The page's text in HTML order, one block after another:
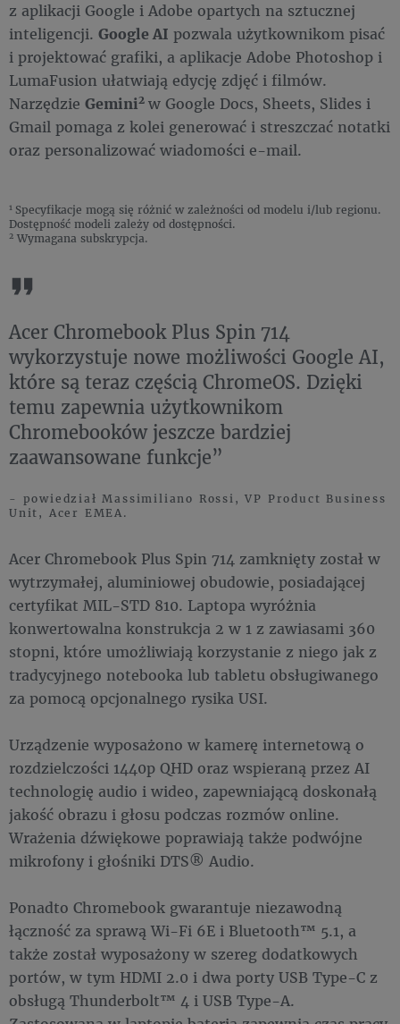
z aplikacji Google i Adobe opartych na sztucznej
inteligencji. Google AI pozwala użytkownikom pisać
i projektować grafiki, a aplikacje Adobe Photoshop i
LumaFusion ułatwiają edycję zdjęć i filmów.
Narzędzie Gemini2 w Google Docs, Sheets, Slides i
Gmail pomaga z kolei generować i streszczać notatki
oraz personalizować wiadomości e-mail.
1 Specyfikacje mogą się różnić w zależności od modelu i/lub regionu.
Dostępność modeli zależy od dostępności.
2 Wymagana subskrypcja.
Acer Chromebook Plus Spin 714
wykorzystuje nowe możliwości Google AI,
które są teraz częścią ChromeOS. Dzięki
temu zapewnia użytkownikom
Chromebooków jeszcze bardziej
zaawansowane funkcje”
- powiedział Massimiliano Rossi, VP Product Business
Unit, Acer EMEA.
Acer Chromebook Plus Spin 714 zamknięty został w
wytrzymałej, aluminiowej obudowie, posiadającej
certyfikat MIL-STD 810. Laptopa wyróżnia
konwertowalna konstrukcja 2 w 1 z zawiasami 360
stopni, które umożliwiają korzystanie z niego jak z
tradycyjnego notebooka lub tabletu obsługiwanego
za pomocą opcjonalnego rysika USI.
Urządzenie wyposażono w kamerę internetową o
rozdzielczości 1440p QHD oraz wspieraną przez AI
technologię audio i wideo, zapewniającą doskonałą
jakość obrazu i głosu podczas rozmów online.
Wrażenia dźwiękowe poprawiają także podwójne
mikrofony i głośniki DTS® Audio.
Ponadto Chromebook gwarantuje niezawodną
łączność za sprawą Wi-Fi 6E i Bluetooth™ 5.1, a
także został wyposażony w szereg dodatkowych
portów, w tym HDMI 2.0 i dwa porty USB Type-C z
obsługą Thunderbolt™ 4 i USB Type-A.